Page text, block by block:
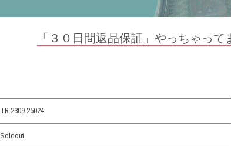
「３０日間返品保証」やっちゃって
TR-2309-25024
Soldout